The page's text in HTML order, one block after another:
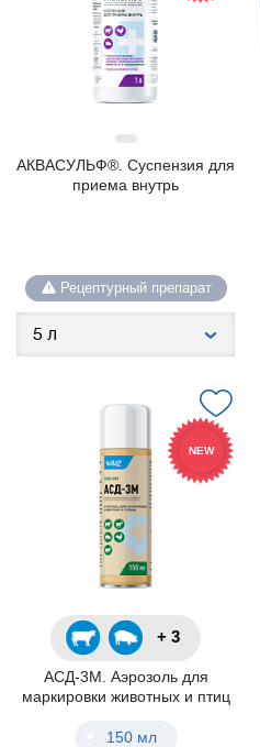
АКВАСУЛЬФ®. Суспензия для
приема внутрь
Рецептурный препарат
NEW
+ 3
АСД-3М. Аэрозоль для
маркировки животных и птиц
150 мл